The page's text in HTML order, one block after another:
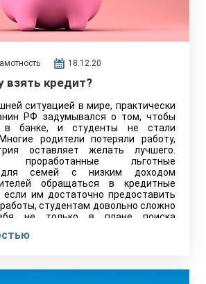
18.12.20
взять кредит?
ситуацией в мире, практически
РФ задумывался о том, чтобы
в банке, и студенты не стали
родители потеряли работу,
оставляет желать лучшего.
проработанные льготные
для семей с низким доходом
обращаться в кредитные
если им достаточно предоставить
студентам довольно сложно
не только в плане поиска